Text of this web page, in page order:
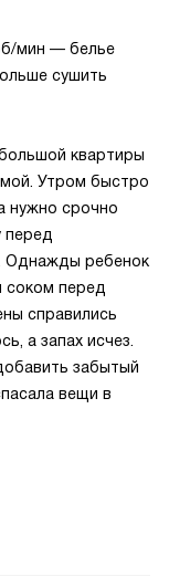
мин — белье
сушить
квартиры
Утром быстро
нужно срочно
перед
Однажды ребенок
соком перед
справились
а запах исчез.
забытый
вещи в